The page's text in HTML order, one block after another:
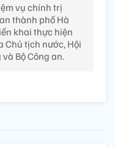
vụ chính trị
thành phố Hà
khai thực hiện
Chủ tịch nước, Hội
Bộ Công an.